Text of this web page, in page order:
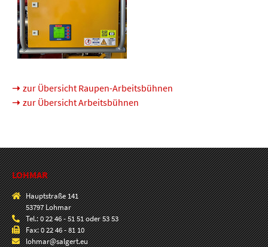
zur Übersicht Raupen-Arbeitsbühnen
zur Übersicht Arbeitsbühnen
LOHMAR
Hauptstraße 141
53797 Lohmar
Tel.: 0 22 46 - 51 51 oder 53 53
Fax: 0 22 46 - 81 10
lohmar@salgert.eu